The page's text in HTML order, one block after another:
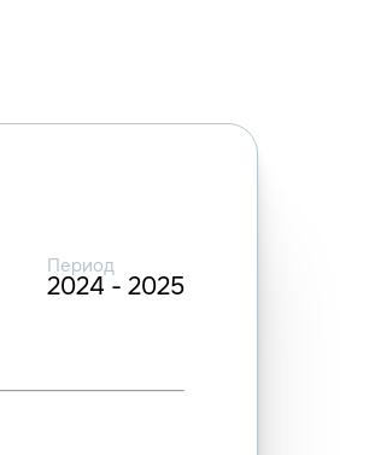
Период
2024 - 2025